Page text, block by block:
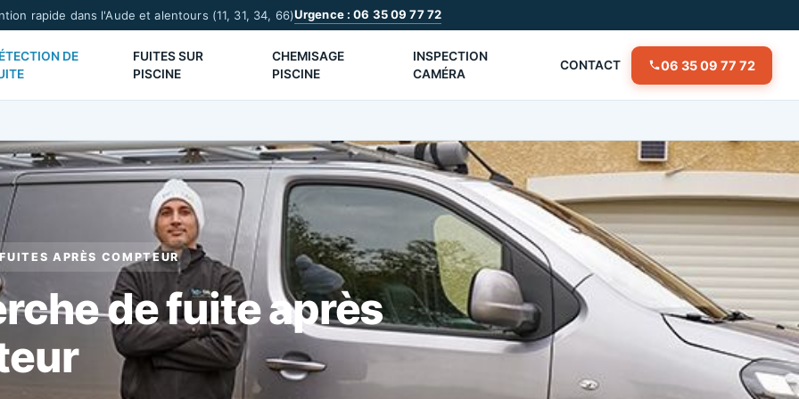
rapide dans l'Aude et alentours (11, 31, 34, 66)Urgence : 06 35 09 77 72
DE
FUITES SUR
PISCINE
CHEMISAGE
PISCINE
INSPECTION
CAMÉRA
CONTACT 06 35 09 77 72
APRÈS COMPTEUR
de fuite après